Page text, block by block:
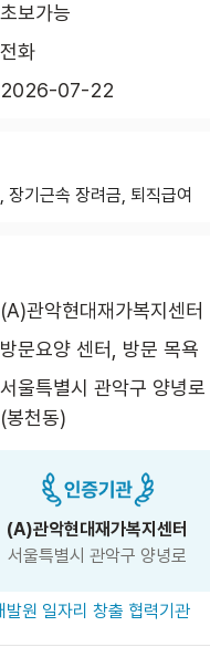
초보가능
전화
2026-07-22
장기근속 장려금, 퇴직급여
(A)관악현대재가복지센터
방문요양 센터, 방문 목욕
서울특별시 관악구 양녕
(봉천동)
(A)관악현대재가복지센터
서울특별시 관악구 양녕로
발원 일자리 창출 협력기관